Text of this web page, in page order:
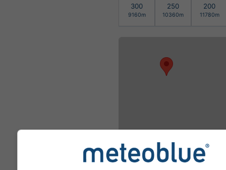
300
9160m
250
10360m
200
11780m